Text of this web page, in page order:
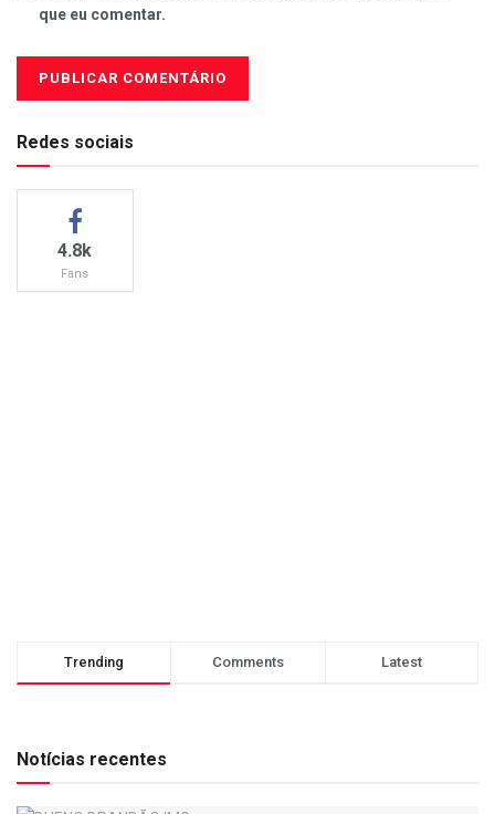
que eu comentar.
Redes sociais
4.8k
Fans
Trending Comments Latest
Notícias recentes